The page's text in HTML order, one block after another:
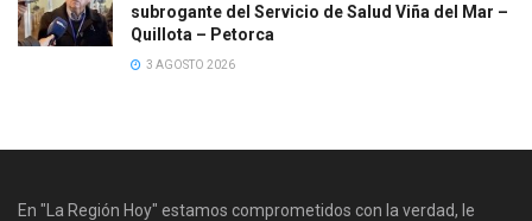
subrogante del Servicio de Salud Viña del Mar –
Quillota – Petorca
3 AGOSTO 2026
En "La Región Hoy" estamos comprometidos con la verdad, le